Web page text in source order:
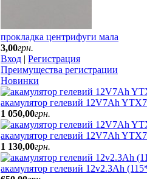
прокладка центрифуги мала
3,00грн.
Вход | Регистрация
Преимущества регистрации
Новинки
акамулятор гелевий 12V7Ah
1 050,00грн.
акамулятор гелевий 12V7Ah
1 130,00грн.
акамулятор гелевий 12v2.3Ah